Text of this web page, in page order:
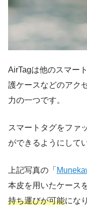
AirTagは他のスマー
護ケースなどのアク
力の一つです。
スマートタグをファ
ができるようにして
上記写真の「
本皮を用いたケース
持ち運びが可能にな